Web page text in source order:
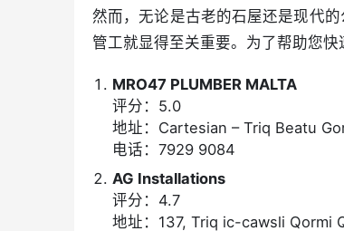
然而，无论是古老的石屋还是现代
管工就显得至关重要。为了帮助您
MRO47 PLUMBER MALTA
评分：5.0
地址：Cartesian – Triq Beatu
电话：7929 9084
AG Installations
评分：4.7
地址：137, Triq ic-cawsli Qormi